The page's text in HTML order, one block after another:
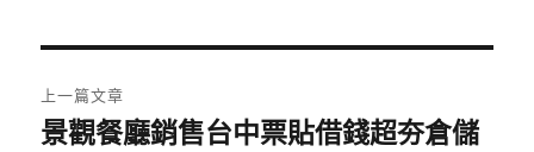
章
上一篇文章
上
景觀餐廳銷售台中票貼借錢超夯倉儲